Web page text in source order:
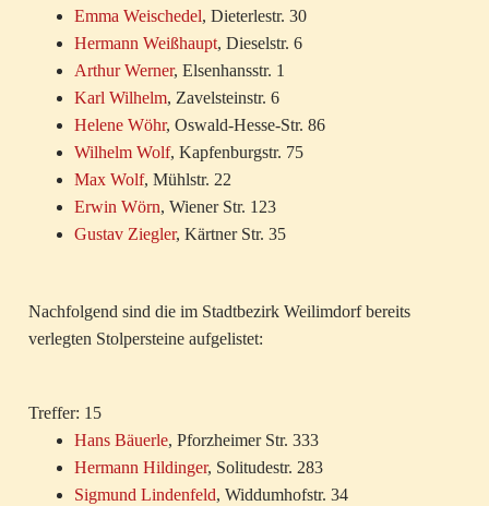
Emma Weischedel, Dieterlestr. 30
Hermann Weißhaupt, Dieselstr. 6
Arthur Werner, Elsenhansstr. 1
Karl Wilhelm, Zavelsteinstr. 6
Helene Wöhr, Oswald-Hesse-Str. 86
Wilhelm Wolf, Kapfenburgstr. 75
Max Wolf, Mühlstr. 22
Erwin Wörn, Wiener Str. 123
Gustav Ziegler, Kärtner Str. 35
Nachfolgend sind die im Stadtbezirk Weilimdorf bereits
verlegten Stolpersteine aufgelistet:
Treffer: 15
Hans Bäuerle, Pforzheimer Str. 333
Hermann Hildinger, Solitudestr. 283
Sigmund Lindenfeld, Widdumhofstr. 34